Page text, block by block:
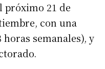
próximo 21 de
con una
semanales), y